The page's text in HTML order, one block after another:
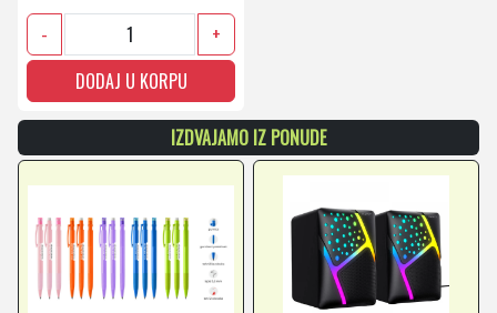
-
+
DODAJ U KORPU
IZDVAJAMO IZ PONUDE